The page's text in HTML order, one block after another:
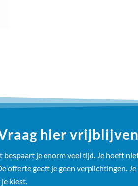
hier
je enorm veel tijd. Je hoeft
offerte geeft je geen verplichtingen.
kiest.